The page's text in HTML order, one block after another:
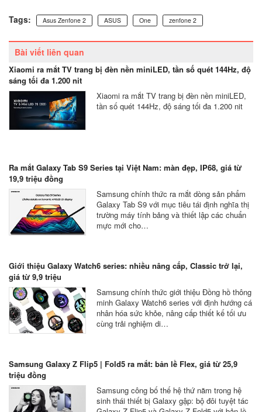
Tags: Asus Zenfone 2 ASUS One zenfone 2
Bài viết liên quan
Xiaomi ra mắt TV trang bị đèn nền miniLED, tần số quét 144Hz, độ
sáng tối đa 1.200 nit
Xiaomi ra mắt TV trang bị đèn nền miniLED,
tần số quét 144Hz, độ sáng tối đa 1.200 nit
Ra mắt Galaxy Tab S9 Series tại Việt Nam: màn đẹp, IP68, giá từ
19,9 triệu đồng
Samsung chính thức ra mắt dòng sản phẩm
Galaxy Tab S9 với mục tiêu tái định nghĩa thị
trường máy tính bảng và thiết lập các chuẩn
mực mới cho…
Giới thiệu Galaxy Watch6 series: nhiều nâng cấp, Classic trở lại,
giá từ 9,9 triệu
Samsung chính thức giới thiệu Đồng hồ thông
minh Galaxy Watch6 series với định hướng cá
nhân hóa sức khỏe, nâng cấp thiết kế tối ưu
cùng trải nghiệm di…
Samsung Galaxy Z Flip5 | Fold5 ra mắt: bản lề Flex, giá từ 25,9
triệu đồng
Samsung công bố thế hệ thứ năm trong hệ
sinh thái thiết bị Galaxy gập: bộ đôi tuyệt tác